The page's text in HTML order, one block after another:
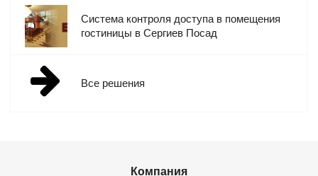
Преграждающие конструкции. Механические модули,
физически ограничивающие доступ на объект до обработки
предъявляемой информации считывателем и контроллером.
шлагбаумы, двери и т.д.
Картоприемник. Разновидность считывателей,
обеспечивающее дистанционное управление
Система контроля доступа в помещения
гостиницы в Сергиев Посад
Все решения
Компания